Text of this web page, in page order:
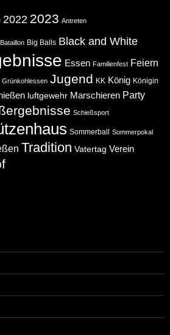
2022 2023 Antreten
Bataillon Big Balls Black and White
Essen Familienfest Feiern
Grünkohlessen Jugend KK König Königin
luftgewehr Marschieren Party
Schießsport
Sommerball Sommerpokal
Tradition Vatertag Verein